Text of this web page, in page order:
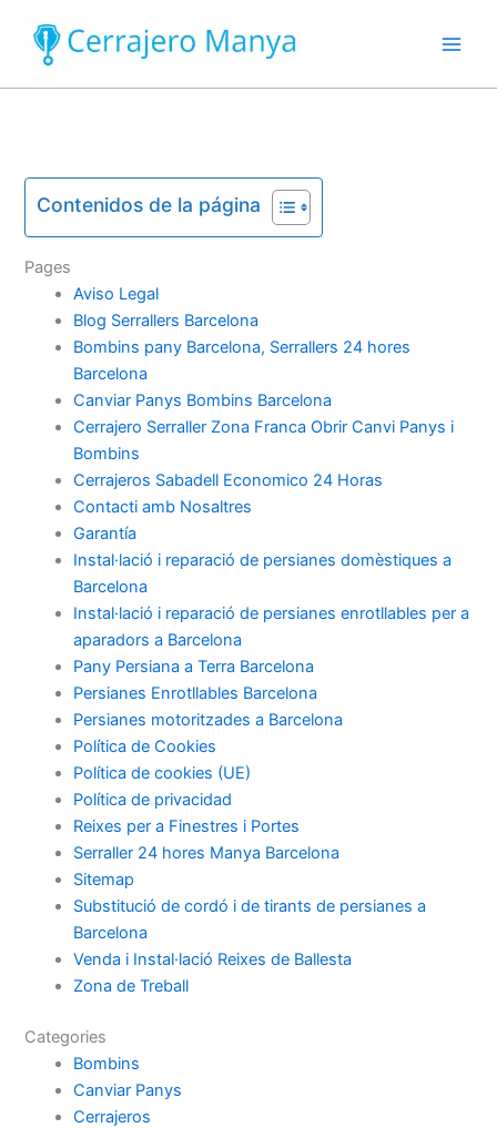
contenido
Contenidos de la página
Pages
Aviso Legal
Blog Serrallers Barcelona
Bombins pany Barcelona, Serrallers 24 hores
Barcelona
Canviar Panys Bombins Barcelona
Cerrajero Serraller Zona Franca Obrir Canvi Panys i
Bombins
Cerrajeros Sabadell Economico 24 Horas
Contacti amb Nosaltres
Garantía
Instal·lació i reparació de persianes domèstiques a
Barcelona
Instal·lació i reparació de persianes enrotllables per a
aparadors a Barcelona
Pany Persiana a Terra Barcelona
Persianes Enrotllables Barcelona
Persianes motoritzades a Barcelona
Política de Cookies
Política de cookies (UE)
Política de privacidad
Reixes per a Finestres i Portes
Serraller 24 hores Manya Barcelona
Sitemap
Substitució de cordó i de tirants de persianes a
Barcelona
Venda i Instal·lació Reixes de Ballesta
Zona de Treball
Categories
Bombins
Canviar Panys
Cerrajeros